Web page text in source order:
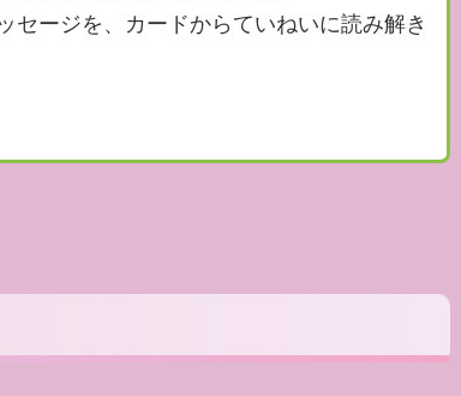
セージを、カードからていねいに読み解き